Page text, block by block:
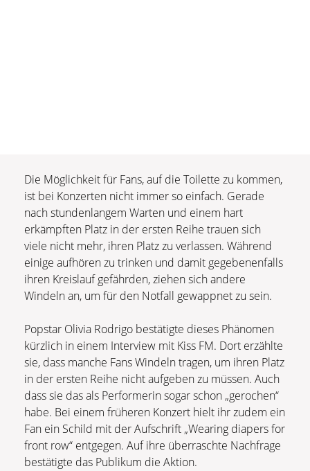
Die Möglichkeit für Fans, auf die Toilette zu kommen,
ist bei Konzerten nicht immer so einfach. Gerade
nach stundenlangem Warten und einem hart
erkämpften Platz in der ersten Reihe trauen sich
viele nicht mehr, ihren Platz zu verlassen. Während
einige aufhören zu trinken und damit gegebenenfalls
ihren Kreislauf gefährden, ziehen sich andere
Windeln an, um für den Notfall gewappnet zu sein.
Popstar Olivia Rodrigo bestätigte dieses Phänomen
kürzlich in einem Interview mit Kiss FM. Dort erzählte
sie, dass manche Fans Windeln tragen, um ihren Platz
in der ersten Reihe nicht aufgeben zu müssen. Auch
dass sie das als Performerin sogar schon „gerochen“
habe. Bei einem früheren Konzert hielt ihr zudem ein
Fan ein Schild mit der Aufschrift „Wearing diapers for
front row“ entgegen. Auf ihre überraschte Nachfrage
bestätigte das Publikum die Aktion.